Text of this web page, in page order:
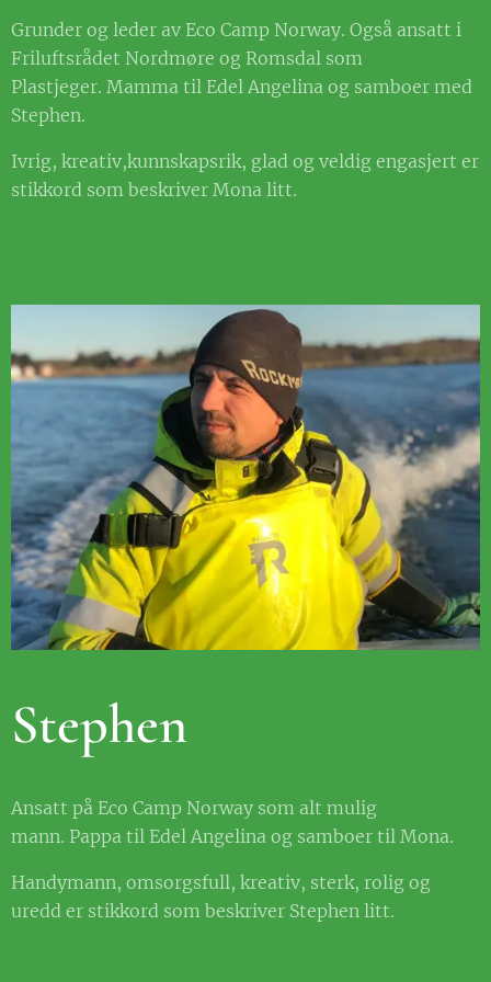
Grunder og leder av Eco Camp Norway. Også ansatt i
Friluftsrådet Nordmøre og Romsdal som
Plastjeger. Mamma til Edel Angelina og samboer med
Stephen.
Ivrig, kreativ,kunnskapsrik, glad og veldig engasjert er
stikkord som beskriver Mona litt.
Stephen
Ansatt på Eco Camp Norway som alt mulig
mann. Pappa til Edel Angelina og samboer til Mona.
Handymann, omsorgsfull, kreativ, sterk, rolig og
uredd er stikkord som beskriver Stephen litt.